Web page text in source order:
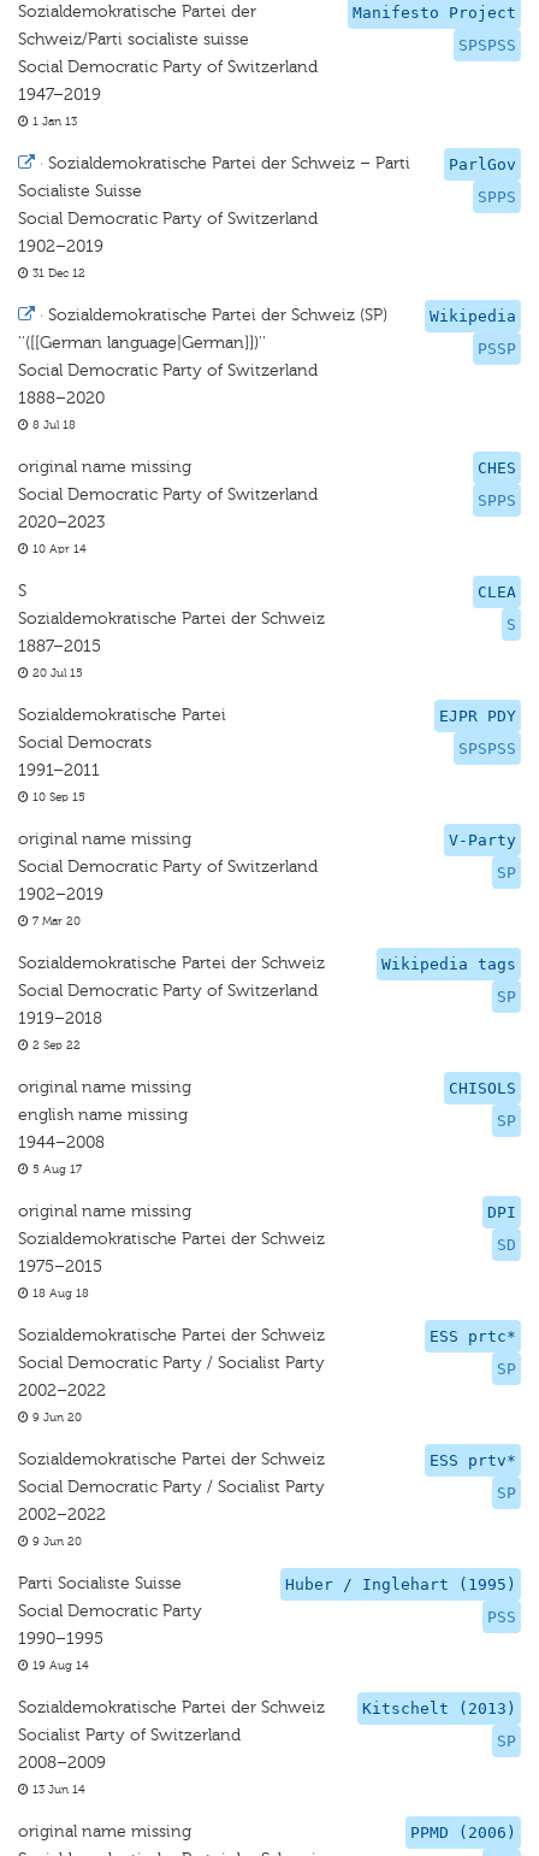
Manifesto Project
SPSPSS
Sozialdemokratische Partei der
Schweiz/Parti socialiste suisse
Social Democratic Party of Switzerland
1947–2019
1 Jan 13
ParlGov
SPPS
· Sozialdemokratische Partei der Schweiz – Parti
Socialiste Suisse
Social Democratic Party of Switzerland
1902–2019
31 Dec 12
Wikipedia
PSSP
· Sozialdemokratische Partei der Schweiz (SP)
''([[German language|German]])''
Social Democratic Party of Switzerland
1888–2020
8 Jul 18
CHES
SPPS
original name missing
Social Democratic Party of Switzerland
2020–2023
10 Apr 14
CLEA
S
S
Sozialdemokratische Partei der Schweiz
1887–2015
20 Jul 15
EJPR PDY
SPSPSS
Sozialdemokratische Partei
Social Democrats
1991–2011
10 Sep 15
V-Party
SP
original name missing
Social Democratic Party of Switzerland
1902–2019
7 Mar 20
Wikipedia tags
SP
Sozialdemokratische Partei der Schweiz
Social Democratic Party of Switzerland
1919–2018
2 Sep 22
CHISOLS
SP
original name missing
english name missing
1944–2008
5 Aug 17
DPI
SD
original name missing
Sozialdemokratische Partei der Schweiz
1975–2015
18 Aug 18
ESS prtc*
SP
Sozialdemokratische Partei der Schweiz
Social Democratic Party / Socialist Party
2002–2022
9 Jun 20
ESS prtv*
SP
Sozialdemokratische Partei der Schweiz
Social Democratic Party / Socialist Party
2002–2022
9 Jun 20
Huber / Inglehart (1995)
PSS
Parti Socialiste Suisse
Social Democratic Party
1990–1995
19 Aug 14
Kitschelt (2013)
SP
Sozialdemokratische Partei der Schweiz
Socialist Party of Switzerland
2008–2009
13 Jun 14
PPMD (2006)
original name missing